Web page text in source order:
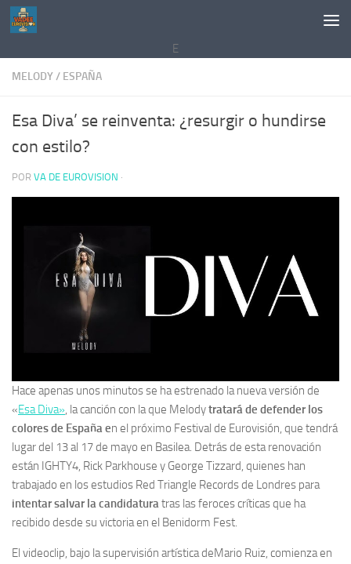
Saltar al contenido
E
MELODY/ ESPAÑA
Esa Diva’ se reinventa: ¿resurgir o hundirse
con estilo?
POR VA DE EUROVISION ·
Hace apenas unos minutos se ha estrenado la nueva versión de
«Esa Diva», la canción con la que Melodytratará de defender los
colores de España en el próximo Festival de Eurovisión, que tendrá
lugar del 13 al 17 de mayo en Basilea. Detrás de esta renovación
están IGHTY4, Rick Parkhouse y George Tizzard, quienes han
trabajado en los estudios Red Triangle Records de Londres para
intentar salvar la candidaturatras las feroces críticas que ha
recibido desde su victoria en el Benidorm Fest.
El videoclip, bajo la supervisión artística deMario Ruiz, comienza en